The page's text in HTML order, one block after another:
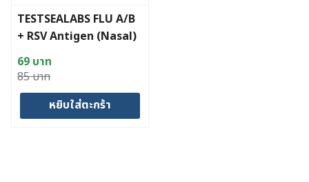
TESTSEALABS FLU A/B
+ RSV Antigen (Nasal)
85บาท
Original
price
69 บาท
Current
price
หยิบใส่ตะกร้า